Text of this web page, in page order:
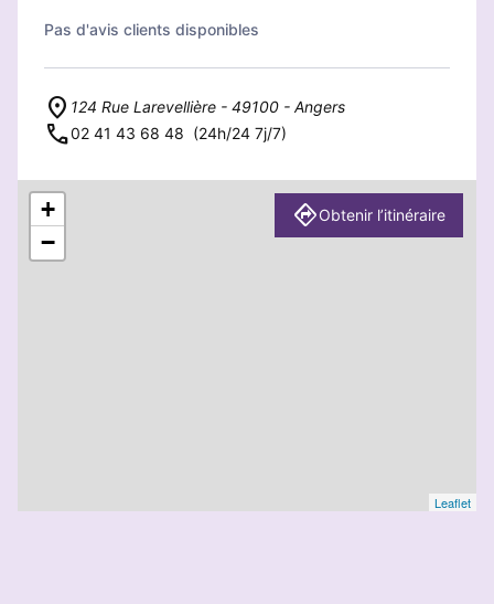
Pas d'avis clients disponibles
124 Rue Larevellière - 49100 - Angers
02 41 43 68 48 (24h/24 7j/7)
+
−
Leaflet
Obtenir l’itinéraire